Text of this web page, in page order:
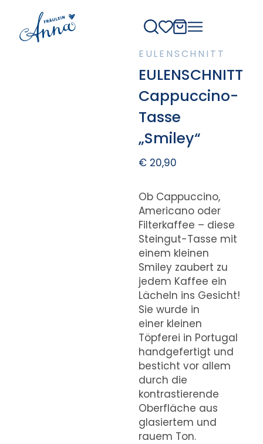
EULENSCHNITT
EULENSCHNITT
Cappuccino-
Tasse
„Smiley“
€20,90
Ob Cappuccino,
Americano oder
Filterkaffee – diese
Steingut-Tasse mit
einem kleinen
Smiley zaubert zu
jedem Kaffee ein
Lächeln ins Gesicht!
Sie wurde in
einer kleinen
Töpferei in Portugal
handgefertigt und
besticht vor allem
durch die
kontrastierende
Oberfläche aus
glasiertem und
rauem Ton.